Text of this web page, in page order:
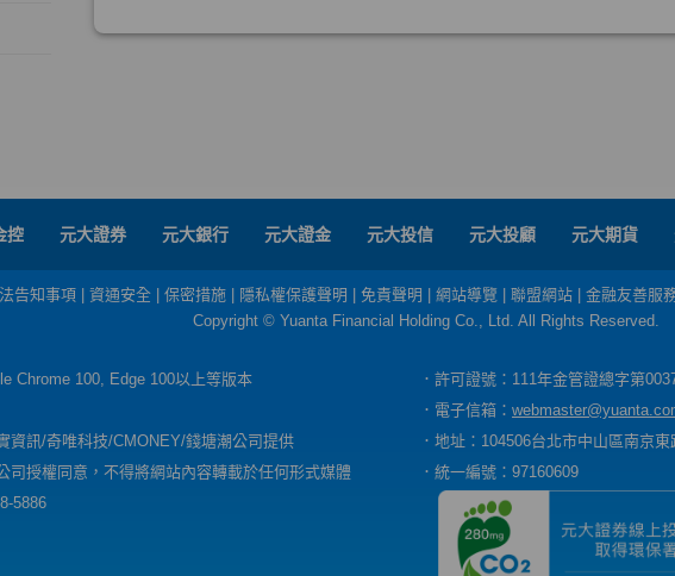
控 元大證券 元大銀行 元大證金 元大投信 元大投顧 元大期貨
告知事項 資通安全 保密措施 隱私權保護聲明 免責聲明 網站導覽 聯盟網站
金融友善服
Copyright © Yuanta Financial Holding Co., Ltd. All Rights Reserved.
Chrome 100, Edge 100以上等版本
．許可證號：111年金管證總字第
．電子信箱：
資訊/奇唯科技/CMONEY/錢塘潮公司提供
．地址：104506台北市中山區南京
司授權同意，不得將網站內容轉載於任何形式媒體
．統一編號：97160609
5886